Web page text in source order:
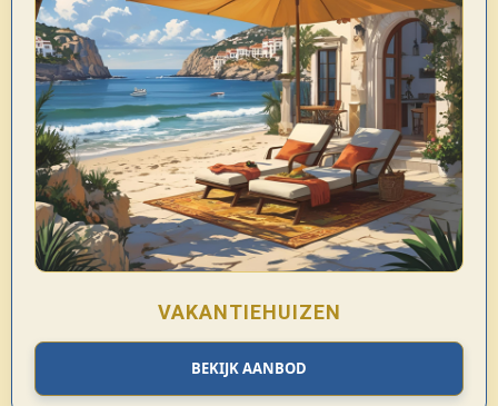
VAKANTIEHUIZEN
BEKIJK AANBOD